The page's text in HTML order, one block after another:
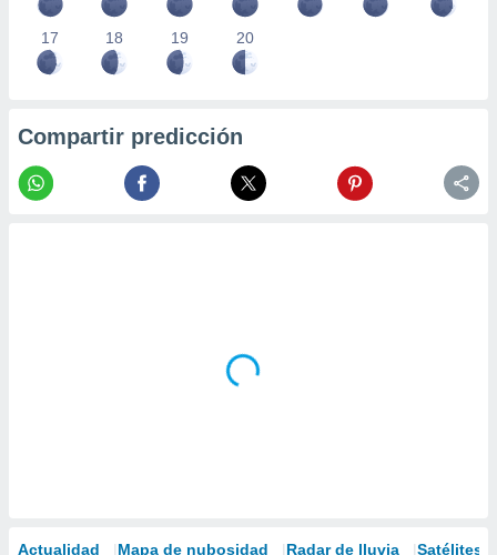
17 18 19 20
Compartir predicción
Actualidad Mapa de nubosidad Radar de lluvia Satélites